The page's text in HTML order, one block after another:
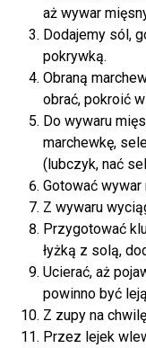
aż wywar
Dodajemy sól,
pokrywką.
Obraną
obrać, pokroić
Do wywaru
marchewkę,
(lubczyk, nać
Gotować
Z wywaru
Przygotować
łyżką z solą,
Ucierać, aż
powinno być
Z zupy na
Przez lejek